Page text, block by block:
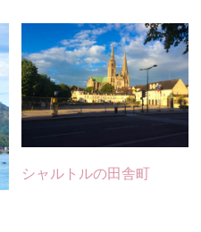
シャルトルの田舎町